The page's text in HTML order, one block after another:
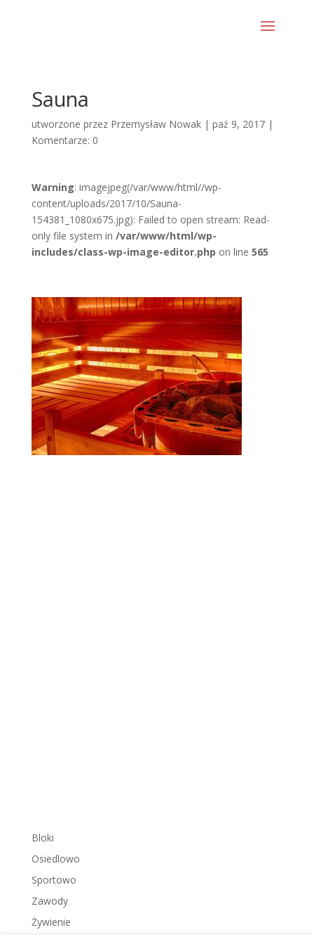
Sauna
utworzone przez Przemysław Nowak| paź 9, 2017|
Komentarze: 0
Warning: imagejpeg(/var/www/html//wp-
content/uploads/2017/10/Sauna-
154381_1080x675.jpg): Failed to open stream: Read-
only file system in /var/www/html/wp-
includes/class-wp-image-editor.php on line 565
Bloki
Osiedlowo
Sportowo
Zawody
Żywienie